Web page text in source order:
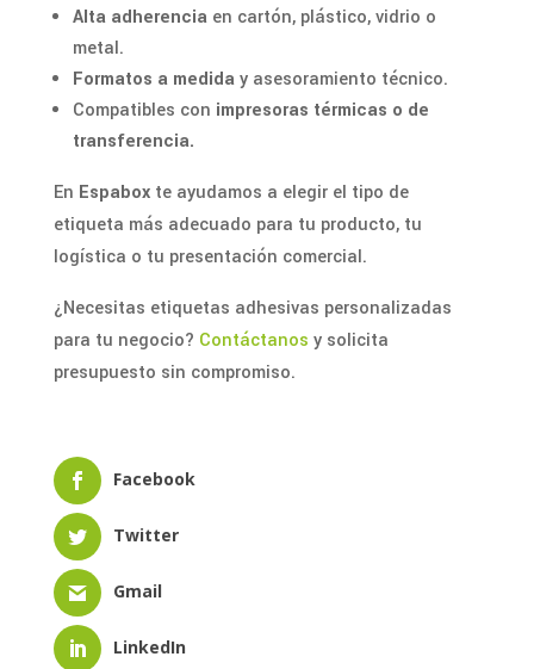
Alta adherenciaen cartón, plástico, vidrio o
metal.
Formatos a mediday asesoramiento técnico.
Compatibles con impresoras térmicas o de
transferencia.
En Espaboxte ayudamos a elegir el tipo de
etiqueta más adecuado para tu producto, tu
logística o tu presentación comercial.
¿Necesitas etiquetas adhesivas personalizadas
para tu negocio? Contáctanos y solicita
presupuesto sin compromiso.
Facebook
Twitter
Gmail
LinkedIn